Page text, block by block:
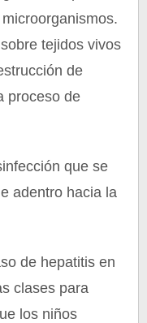
tejidos vivos
de
proceso de
que se
adentro hacia la
de hepatitis en
clases para
los niños